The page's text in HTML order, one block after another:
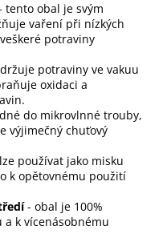
tento obal je svým
vaření při nízkých
potraviny
potraviny ve vakuu
oxidaci a
do mikrovlnné trouby,
výjimečný chuťový
používat jako misku
k opětovnému použití
- obal je 100%
a k vícenásobnému